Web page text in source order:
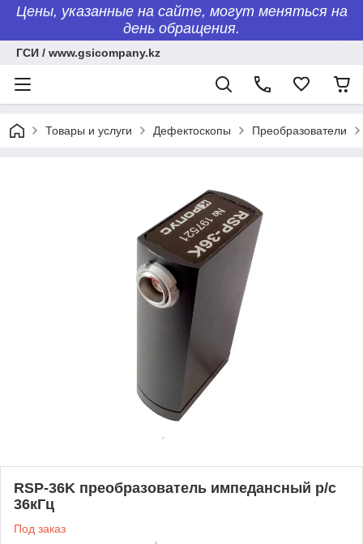
Цены, указанные на сайте, могут меняться на
день обращения.
ГСИ / www.gsicompany.kz
Товары и услуги Дефектоскопы Преобразователи
RSP-36K преобразователь импедансный р/с
36кГц
Под заказ